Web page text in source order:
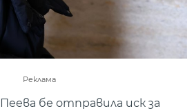
Реклама
бе отправила иск за